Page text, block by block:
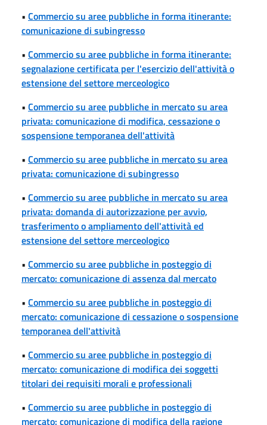
• Commercio su aree pubbliche in forma itinerante:
comunicazione di subingresso
• Commercio su aree pubbliche in forma itinerante:
segnalazione certificata per l'esercizio dell'attività o
estensione del settore merceologico
• Commercio su aree pubbliche in mercato su area
privata: comunicazione di modifica, cessazione o
sospensione temporanea dell'attività
• Commercio su aree pubbliche in mercato su area
privata: comunicazione di subingresso
• Commercio su aree pubbliche in mercato su area
privata: domanda di autorizzazione per avvio,
trasferimento o ampliamento dell'attività ed
estensione del settore merceologico
• Commercio su aree pubbliche in posteggio di
mercato: comunicazione di assenza dal mercato
• Commercio su aree pubbliche in posteggio di
mercato: comunicazione di cessazione o sospensione
temporanea dell'attività
• Commercio su aree pubbliche in posteggio di
mercato: comunicazione di modifica dei soggetti
titolari dei requisiti morali e professionali
• Commercio su aree pubbliche in posteggio di
mercato: comunicazione di modifica della ragione